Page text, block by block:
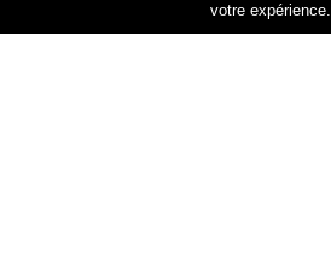
votre expérience.
Ajouter au panier